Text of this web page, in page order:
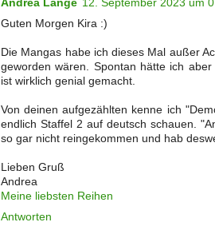
Andrea Lange 12. September 2023 um
Guten Morgen Kira :)
Die Mangas habe ich dieses Mal außer
geworden wären. Spontan hätte ich
ist wirklich genial gemacht.
Von deinen aufgezählten kenne ich
endlich Staffel 2 auf deutsch schauen.
so gar nicht reingekommen und hab
Lieben Gruß
Andrea
Meine liebsten Reihen
Antworten